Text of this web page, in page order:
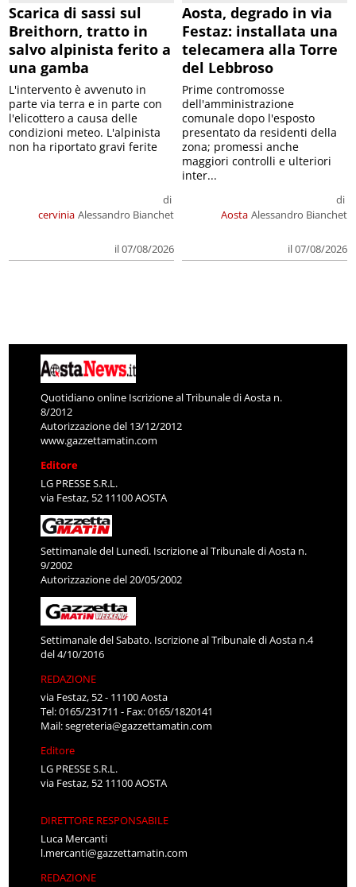
Scarica di sassi sul
Breithorn, tratto in
salvo alpinista ferito a
una gamba
cervinia
di
Alessandro Bianchet
il 07/08/2026
L'intervento è avvenuto in
parte via terra e in parte con
l'elicottero a causa delle
condizioni meteo. L'alpinista
non ha riportato gravi ferite
Aosta, degrado in via
Festaz: installata una
telecamera alla Torre
del Lebbroso
Aosta
di
Alessandro Bianchet
il 07/08/2026
Prime contromosse
dell'amministrazione
comunale dopo l'esposto
presentato da residenti della
zona; promessi anche
maggiori controlli e ulteriori
inter...
Quotidiano online Iscrizione al Tribunale di Aosta n.
8/2012
Autorizzazione del 13/12/2012
www.gazzettamatin.com
Editore
LG PRESSE S.R.L.
via Festaz, 52 11100 AOSTA
Settimanale del Lunedì. Iscrizione al Tribunale di Aosta n.
9/2002
Autorizzazione del 20/05/2002
Settimanale del Sabato. Iscrizione al Tribunale di Aosta n.4
del 4/10/2016
REDAZIONE
via Festaz, 52 - 11100 Aosta
Tel: 0165/231711 - Fax: 0165/1820141
Mail:segreteria@gazzettamatin.com
Editore
LG PRESSE S.R.L.
via Festaz, 52 11100 AOSTA
DIRETTORE RESPONSABILE
Luca Mercanti
l.mercanti@gazzettamatin.com
REDAZIONE